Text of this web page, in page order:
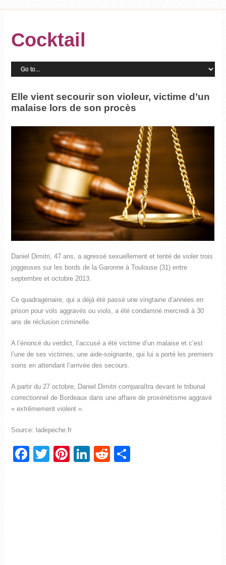
Cocktail
Elle vient secourir son violeur, victime d’un
malaise lors de son procès
Daniel Dimitri, 47 ans, a agressé sexuellement et tenté de violer trois
joggeuses sur les bords de la Garonne à Toulouse (31) entre
septembre et octobre 2013.
Ce quadragénaire, qui a déjà été passé une vingtaine d’années en
prison pour vols aggravés ou viols, a été condamné mercredi à 30
ans de réclusion criminelle.
A l’énoncé du verdict, l’accusé a été victime d’un malaise et c’est
l’une de ses victimes, une aide-soignante, qui lui a porté les premiers
soins en attendant l’arrivée des secours.
A partir du 27 octobre, Daniel Dimitri comparaîtra devant le tribunal
correctionnel de Bordeaux dans une affaire de proxénétisme aggravé
« extrêmement violent ».
Source: ladepeche.fr
Facebook
TwitterPinterest
LinkedIn
Reddit